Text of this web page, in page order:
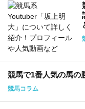
競馬で1番人気の馬の
競馬コラム